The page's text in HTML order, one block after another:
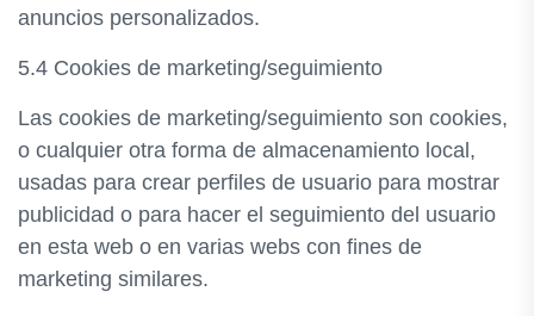
anuncios personalizados.
5.4 Cookies de marketing/seguimiento
Las cookies de marketing/seguimiento son cookies,
o cualquier otra forma de almacenamiento local,
usadas para crear perfiles de usuario para mostrar
publicidad o para hacer el seguimiento del usuario
en esta web o en varias webs con fines de
marketing similares.